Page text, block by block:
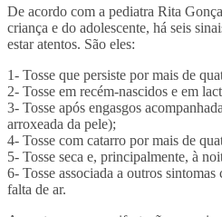
De acordo com a pediatra Rita
criança e do adolescente, há seis
estar atentos. São eles:
1- Tosse que persiste por mais de
2- Tosse em recém-nascidos e em
3- Tosse após engasgos
arroxeada da pele);
4- Tosse com catarro por mais de
5- Tosse seca e, principalmente, à
6- Tosse associada a outros
falta de ar.